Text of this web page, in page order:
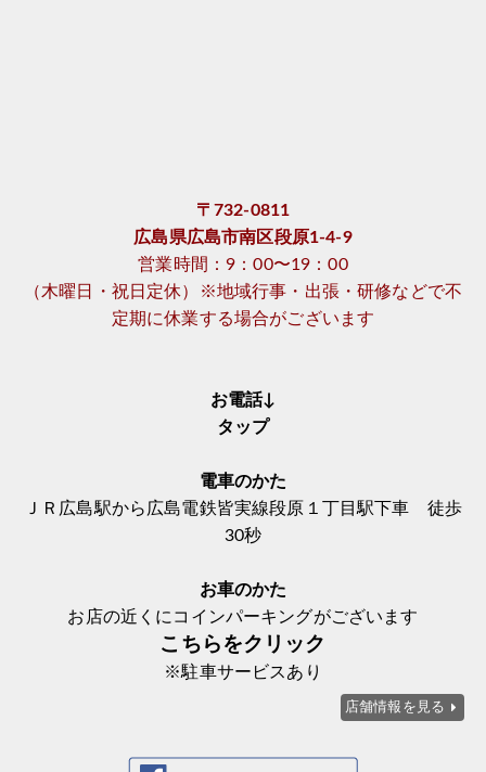
〒732-0811
広島県広島市南区段原1-4-9
営業時間：9：00〜19：00
（木曜日・祝日定休）※地域行事・出張・研修などで不
定期に休業する場合がございます
お電話↓
タップ
電車のかた
ＪＲ広島駅から広島電鉄皆実線段原１丁目駅下車 徒歩
30秒
お車のかた
お店の近くにコインパーキングがございます
こちらをクリック
※駐車サービスあり
店舗情報を見る